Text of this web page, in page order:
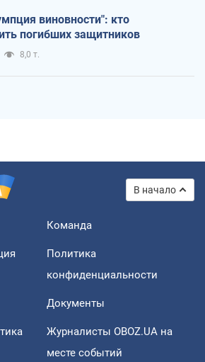
виновности": кто
погибших защитников
8,0 т.
В начало
Команда
Политика
конфиденциальности
Документы
Журналисты OBOZ.UA на
месте событий